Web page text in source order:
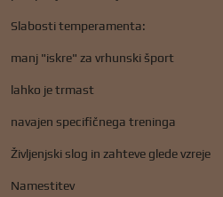
Slabosti temperamenta:
manj "iskre" za vrhunski šport
lahko je trmast
navajen specifičnega treninga
Življenjski slog in zahteve glede vzreje
Namestitev